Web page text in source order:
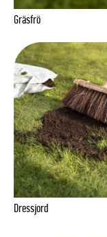
Gräsfrö
Dressjord